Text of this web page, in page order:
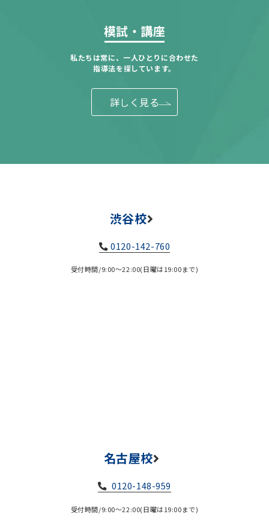
模試・講座
私たちは常に、一人ひとりに合わせた
指導法を探しています。
詳しく見る
渋谷校
0120-142-760
受付時間/9:00～22:00(日曜は19:00まで)
名古屋校
0120-148-959
受付時間/9:00～22:00(日曜は19:00まで)